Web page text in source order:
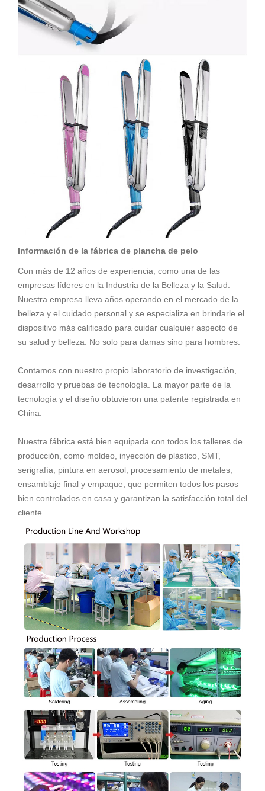
Información de la fábrica de plancha de pelo
Con más de 12 años de experiencia, como una de las
empresas líderes en la Industria de la Belleza y la Salud.
Nuestra empresa lleva años operando en el mercado de la
belleza y el cuidado personal y se especializa en brindarle el
dispositivo más calificado para cuidar cualquier aspecto de
su salud y belleza. No solo para damas sino para hombres.
Contamos con nuestro propio laboratorio de investigación,
desarrollo y pruebas de tecnología. La mayor parte de la
tecnología y el diseño obtuvieron una patente registrada en
China.
Nuestra fábrica está bien equipada con todos los talleres de
producción, como moldeo, inyección de plástico, SMT,
serigrafía, pintura en aerosol, procesamiento de metales,
ensamblaje final y empaque, que permiten todos los pasos
bien controlados en casa y garantizan la satisfacción total del
cliente.